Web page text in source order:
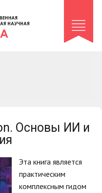
Основы ИИ и
Эта книга является
практическим
комплексным гидом